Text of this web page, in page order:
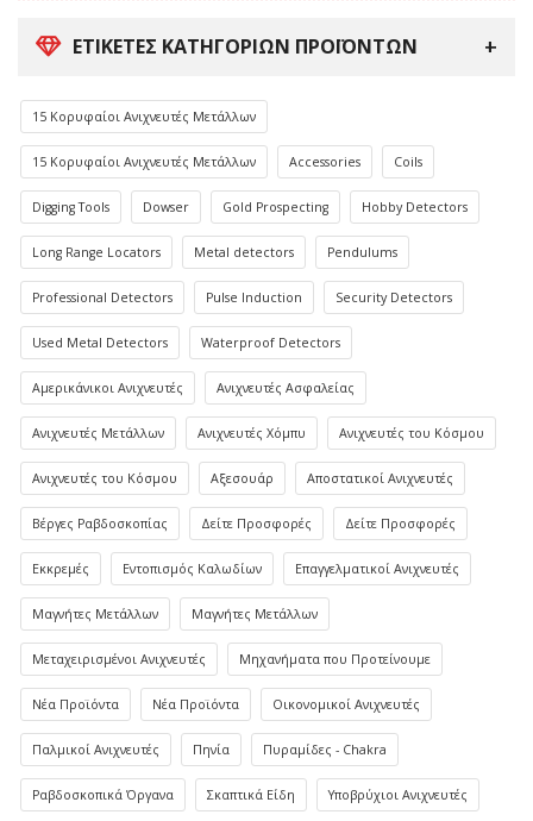
ΕΤΙΚΈΤΕΣ ΚΑΤΗΓΟΡΙΏΝ ΠΡΟΪΌΝΤΩΝ
15 Κορυφαίοι Ανιχνευτές Μετάλλων
15 Κορυφαίοι Ανιχνευτές Μετάλλων Accessories Coils
Digging Tools Dowser Gold Prospecting Hobby Detectors
Long Range Locators Metal detectors Pendulums
Professional Detectors Pulse Induction Security Detectors
Used Metal Detectors Waterproof Detectors
Αμερικάνικοι Ανιχνευτές Ανιχνευτές Ασφαλείας
Ανιχνευτές Μετάλλων Ανιχνευτές Χόμπυ Ανιχνευτές του Κόσμου
Ανιχνευτές του Κόσμου Αξεσουάρ Αποστατικοί Ανιχνευτές
Βέργες Ραβδοσκοπίας Δείτε Προσφορές Δείτε Προσφορές
Εκκρεμές Εντοπισμός Καλωδίων Επαγγελματικοί Ανιχνευτές
Μαγνήτες Μετάλλων Μαγνήτες Μετάλλων
Μεταχειρισμένοι Ανιχνευτές Μηχανήματα που Προτείνουμε
Νέα Προϊόντα Νέα Προϊόντα Οικονομικοί Ανιχνευτές
Παλμικοί Ανιχνευτές Πηνία Πυραμίδες - Chakra
Ραβδοσκοπικά Όργανα Σκαπτικά Είδη Υποβρύχιοι Ανιχνευτές